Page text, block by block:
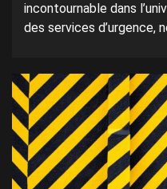
incontournable dans
des services d’urgence,